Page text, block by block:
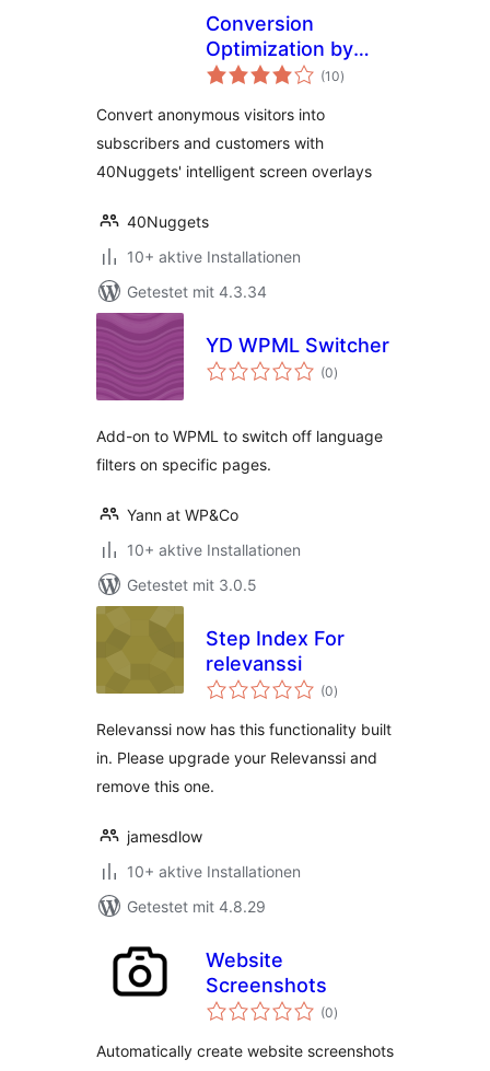
Conversion
Optimization by
40Nuggets (10Bewertungen
insgesamt
)
Convert anonymous visitors into
subscribers and customers with
40Nuggets' intelligent screen overlays
40Nuggets
10+ aktive Installationen
Getestet mit 4.3.34
YD WPML Switcher
(0Bewertungen
insgesamt
)
Add-on to WPML to switch off language
filters on specific pages.
Yann at WP&Co
10+ aktive Installationen
Getestet mit 3.0.5
Step Index For
relevanssi
(0Bewertungen
insgesamt
)
Relevanssi now has this functionality built
in. Please upgrade your Relevanssi and
remove this one.
jamesdlow
10+ aktive Installationen
Getestet mit 4.8.29
Website
Screenshots
(0Bewertungen
insgesamt
)
Automatically create website screenshots